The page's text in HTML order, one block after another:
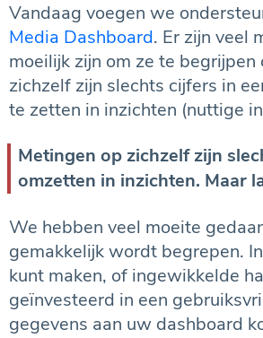
Vandaag voegen we
Media Dashboard. Er zijn veel
moeilijk zijn om ze te
zichzelf zijn slechts cijfers in
te zetten in inzichten (nuttige
Metingen op zichzelf zijn
omzetten in inzichten. Maar
We hebben veel moeite
gemakkelijk wordt begrepen.
kunt maken, of ingewikkelde
geïnvesteerd in een
gegevens aan uw dashboard